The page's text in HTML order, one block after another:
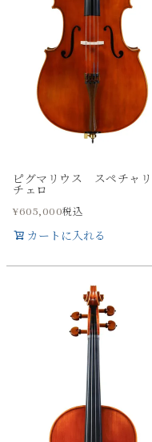
ピグマリウス スペチャ
チェロ
¥605,000税込
カートに入れる